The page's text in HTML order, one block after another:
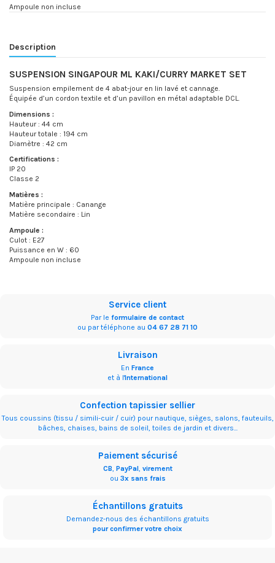
Ampoule non incluse
Description
SUSPENSION SINGAPOUR ML KAKI/CURRY MARKET SET
Suspension empilement de 4 abat-jour en lin lavé et cannage.
Équipée d’un cordon textile et d’un pavillon en métal adaptable DCL.
Dimensions :
Hauteur : 44 cm
Hauteur totale : 194 cm
Diamètre : 42 cm
Certifications :
IP 20
Classe 2
Matières :
Matière principale : Canange
Matière secondaire : Lin
Ampoule :
Culot : E27
Puissance en W : 60
Ampoule non incluse
Service client
Par le formulaire de contact
ou par téléphone au 04 67 28 71 10
Livraison
En France
et à l'International
Confection tapissier sellier
Tous coussins (tissu / simili-cuir / cuir) pour nautique, sièges, salons, fauteuils,
bâches, chaises, bains de soleil, toiles de jardin et divers...
Paiement sécurisé
CB PayPal, virement
ou 3x sans frais
Échantillons gratuits
Demandez-nous des échantillons gratuits
pour confirmer votre choix